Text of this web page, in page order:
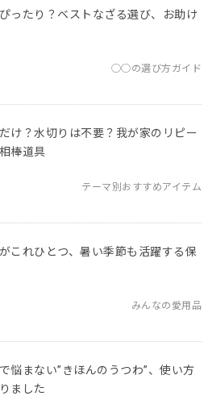
ったり？ベストなざる選び、お助け
◯◯の選び方ガイド
け？水切りは不要？我が家のリピー
棒道具
テーマ別おすすめアイテム
これひとつ、暑い季節も活躍する保
みんなの愛用品
悩まない”きほんのうつわ”、使い方
ました